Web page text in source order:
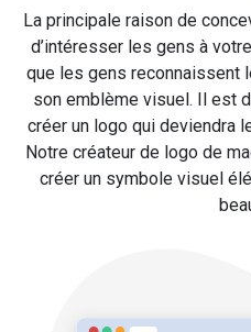
La principale raison de
d’intéresser les gens à
que les gens reconnaissent
son emblème visuel. Il est
créer un logo qui deviendra
Notre créateur de logo de
créer un symbole visuel